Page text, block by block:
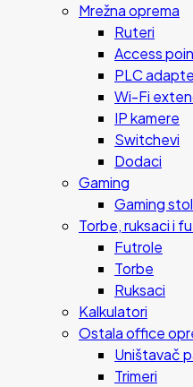
Mrežna oprema
Ruteri
Access
PLC
Wi-Fi
IP kamere
Switchevi
Dodaci
Gaming
Gaming
Torbe, ruksaci i
Futrole
Torbe
Ruksaci
Kalkulatori
Ostala office
Uništavač
Trimeri